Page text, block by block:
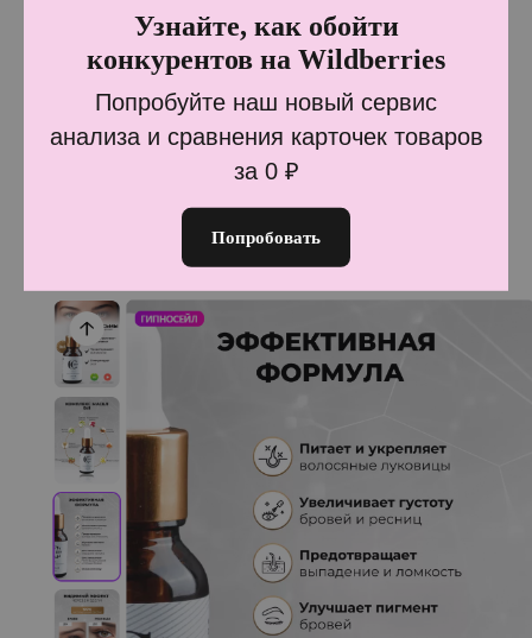
Узнайте, как обойти
конкурентов на Wildberries
Попробуйте наш новый сервис
анализа и сравнения карточек товаров
за 0 ₽
Попробовать
фоне с указанием габаритов, если это важно.
3. Добавьте инфографику.Картинки с текстом
товара, пользователю не приходится изучать
длинное описание, чтобы найти ответы на свои
вопросы. В итоге шанс продажи выше.